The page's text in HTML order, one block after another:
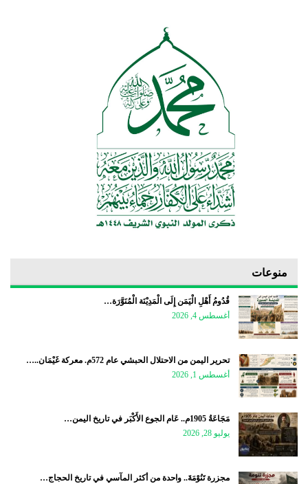
منوعات
قُدُومُ أَهْلِ الْيَمَن إِلَى الْمَدِيْنَة الْمُنَوَّرَة…
أغسطس 4, 2026
تحرير اليمن من الاحتلال الحبشي عام 572م. معركة غَيْمَان..…
أغسطس 1, 2026
مَجَاعَةُ 1905م.. عَام الجوع الأَكْبَر في تاريخ اليمن…
يوليو 28, 2026
مجزرة تَنُوْمَةَ.. واحدة من أكثر المآسي في تاريخ الحجاج…